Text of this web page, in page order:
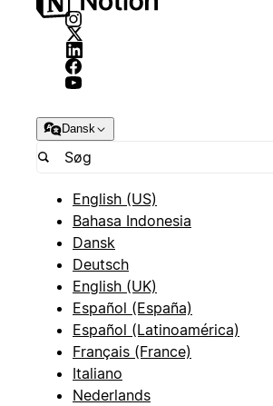
Dansk
English (US)
Bahasa Indonesia
Dansk
Deutsch
English (UK)
Español (España)
Español (Latinoamérica)
Français (France)
Italiano
Nederlands